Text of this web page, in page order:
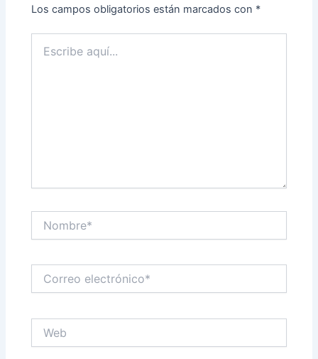
Los campos obligatorios están marcados con *
aquí...
electrónico*